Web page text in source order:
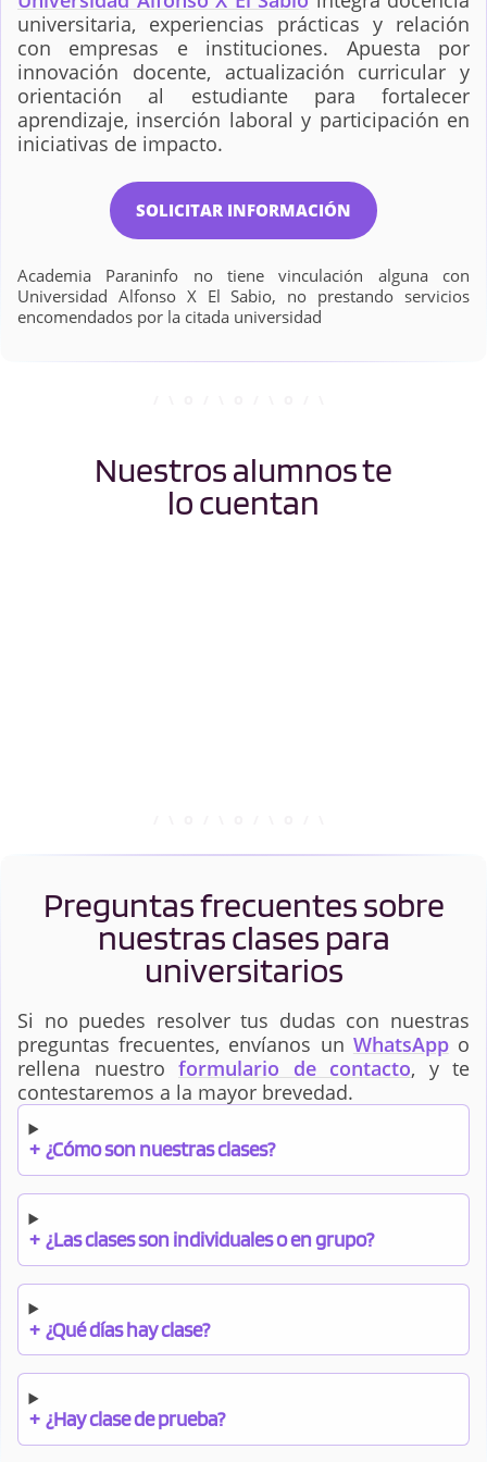
de Producto
Ingeniería
Matemática
Ingeniería Mecánica
Inteligencia Artificial y
Computación
Marketing
Medicina
Nutrición Humana y
Relaciones
Internacionales (RRII)
Veterinaria
universitaria, experiencias prácticas y relación
con empresas e instituciones. Apuesta por
innovación docente, actualización curricular y
orientación al estudiante para fortalecer
aprendizaje, inserción laboral y participación en
iniciativas de impacto.
SOLICITAR INFORMACIÓN
Academia Paraninfo no tiene vinculación alguna con
Universidad Alfonso X El Sabio, no prestando servicios
encomendados por la citada universidad
Nuestros alumnos te
lo cuentan
Preguntas frecuentes sobre
nuestras clases para
universitarios
Si no puedes resolver tus dudas con nuestras
preguntas frecuentes, envíanos un WhatsAppo
rellena nuestro formulario de contacto, y te
contestaremos a la mayor brevedad.
+ ¿Cómo son nuestras clases?
+ ¿Las clases son individuales o en grupo?
+ ¿Qué días hay clase?
+ ¿Hay clase de prueba?